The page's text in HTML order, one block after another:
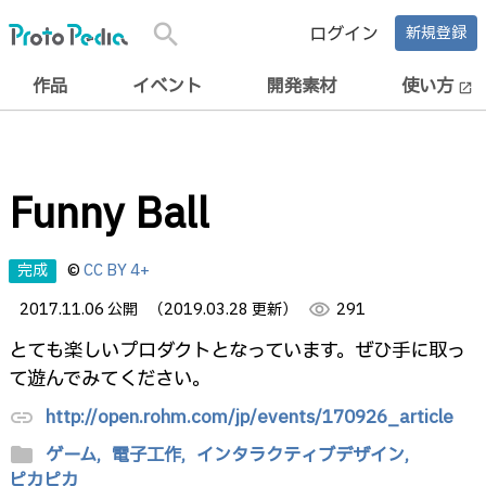
search ログイン 新規登録
作品 イベント 開発素材 使い方 open_in_new
Funny Ball
完成 ©CC BY 4+
2017.11.06 公開
（2019.03.28 更新） visibility 291
とても楽しいプロダクトとなっています。ぜひ手に取っ
て遊んでみてください。
link http://open.rohm.com/jp/events/170926_article
folder ゲーム, 電子工作, インタラクティブデザイン,
ピカピカ